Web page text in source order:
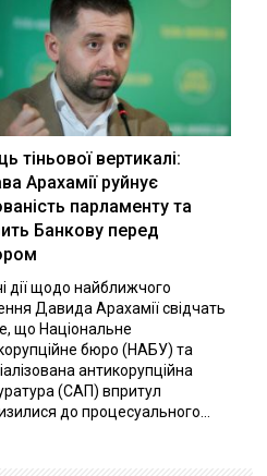
тіньової вертикалі:
Арахамії руйнує
парламенту та
Банкову перед
дії щодо найближчого
Давида Арахамії свідчать
що Національне
бюро (НАБУ) та
антикорупційна
(САП) впритул
до процесуального...